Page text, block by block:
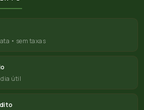
• sem taxas
dia útil